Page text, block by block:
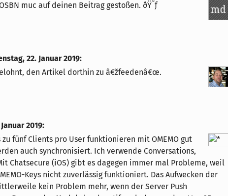
muc auf deinen Beitrag gestoßen. ðŸ˜ƒ
22. Januar 2019:
den Artikel dorthin zu â€žfeedenâ€œ.
2019:
zu fünf Clients pro User funktionieren mit OMEMO gut
auch synchronisiert. Ich verwende Conversations,
Chatsecure (iOS) gibt es dagegen immer mal Probleme, weil
Keys nicht zuverlässig funktioniert. Das Aufwecken der
kein Problem mehr, wenn der Server Push